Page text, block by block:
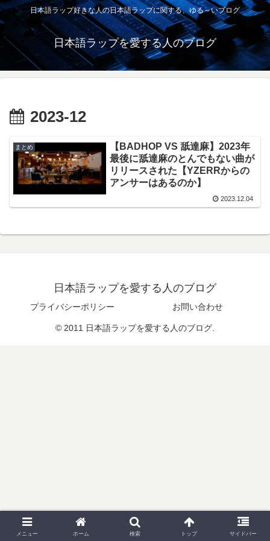
日本語ラップ好きな人の日本語ラップに関する、ゆる～いブログ
日本語ラップを愛する人のブログ
2023-12
まとめ
【BADHOP VS 舐達麻】2023年
最後に舐達麻のとんでもない曲が
リリースされた【YZERRからの
アンサーはあるのか】
2023.12.04
日本語ラップを愛する人のブログ
プライバシーポリシー お問い合わせ
© 2011 日本語ラップを愛する人のブログ.
メニュー ホーム 検索 トップ サイドバー